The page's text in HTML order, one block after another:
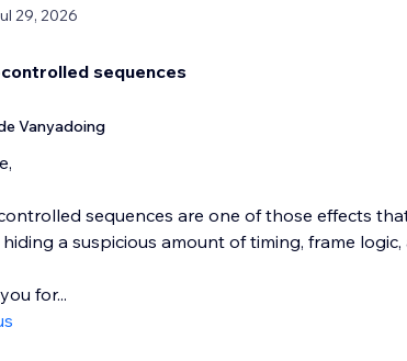
29, 2026
sequences
Vanyadoing
sequences are one of those effects
a suspicious amount of timing, frame
for...